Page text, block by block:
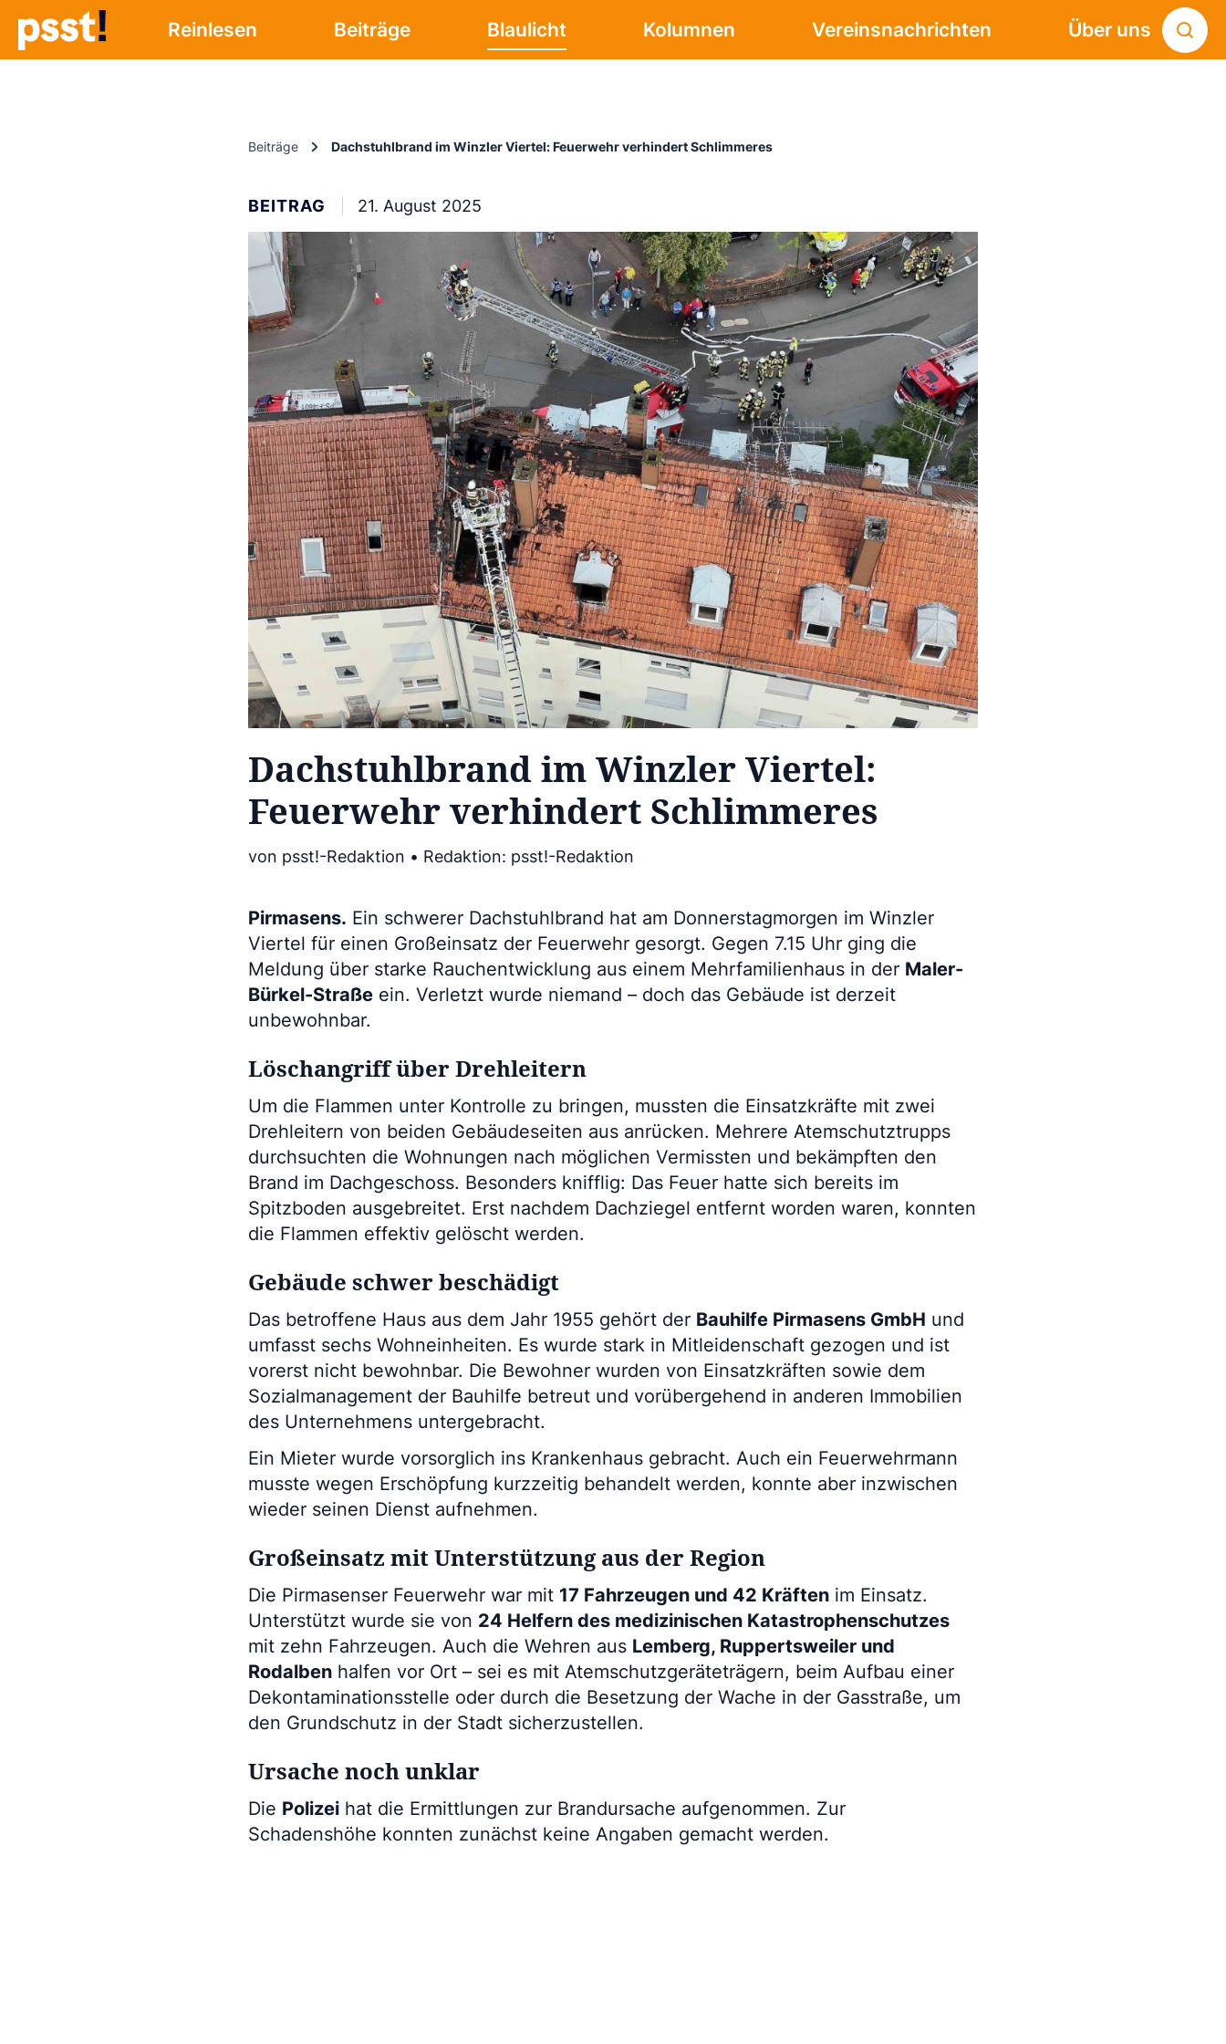
Reinlesen Beiträge Blaulicht Kolumnen Vereinsnachrichten Über uns
Beiträge Dachstuhlbrand im Winzler Viertel: Feuerwehr verhindert Schlimmeres
BEITRAG 21. August 2025
Dachstuhlbrand im Winzler Viertel:
Feuerwehr verhindert Schlimmeres
von psst!-Redaktion • Redaktion: psst!-Redaktion
Pirmasens. Ein schwerer Dachstuhlbrand hat am Donnerstagmorgen im Winzler
Viertel für einen Großeinsatz der Feuerwehr gesorgt. Gegen 7.15 Uhr ging die
Meldung über starke Rauchentwicklung aus einem Mehrfamilienhaus in der Maler-
Bürkel-Straße ein. Verletzt wurde niemand – doch das Gebäude ist derzeit
unbewohnbar.
Löschangriff über Drehleitern
Um die Flammen unter Kontrolle zu bringen, mussten die Einsatzkräfte mit zwei
Drehleitern von beiden Gebäudeseiten aus anrücken. Mehrere Atemschutztrupps
durchsuchten die Wohnungen nach möglichen Vermissten und bekämpften den
Brand im Dachgeschoss. Besonders knifflig: Das Feuer hatte sich bereits im
Spitzboden ausgebreitet. Erst nachdem Dachziegel entfernt worden waren, konnten
die Flammen effektiv gelöscht werden.
Gebäude schwer beschädigt
Das betroffene Haus aus dem Jahr 1955 gehört der Bauhilfe Pirmasens GmbH und
umfasst sechs Wohneinheiten. Es wurde stark in Mitleidenschaft gezogen und ist
vorerst nicht bewohnbar. Die Bewohner wurden von Einsatzkräften sowie dem
Sozialmanagement der Bauhilfe betreut und vorübergehend in anderen Immobilien
des Unternehmens untergebracht.
Ein Mieter wurde vorsorglich ins Krankenhaus gebracht. Auch ein Feuerwehrmann
musste wegen Erschöpfung kurzzeitig behandelt werden, konnte aber inzwischen
wieder seinen Dienst aufnehmen.
Großeinsatz mit Unterstützung aus der Region
Die Pirmasenser Feuerwehr war mit 17 Fahrzeugen und 42 Kräften im Einsatz.
Unterstützt wurde sie von 24 Helfern des medizinischen Katastrophenschutzes
mit zehn Fahrzeugen. Auch die Wehren aus Lemberg, Ruppertsweiler und
Rodalben halfen vor Ort – sei es mit Atemschutzgeräteträgern, beim Aufbau einer
Dekontaminationsstelle oder durch die Besetzung der Wache in der Gasstraße, um
den Grundschutz in der Stadt sicherzustellen.
Ursache noch unklar
Die Polizei hat die Ermittlungen zur Brandursache aufgenommen. Zur
Schadenshöhe konnten zunächst keine Angaben gemacht werden.